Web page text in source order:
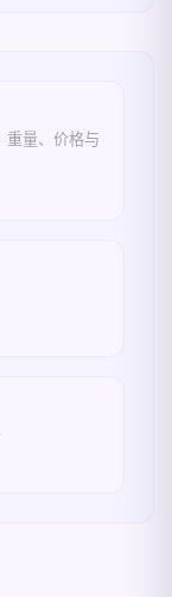
重量、价格与